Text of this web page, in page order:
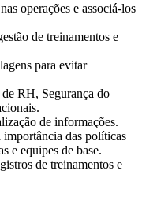
operações e associá-los
de treinamentos e
para evitar
RH, Segurança do
de informações.
das políticas
e equipes de base.
de treinamentos e